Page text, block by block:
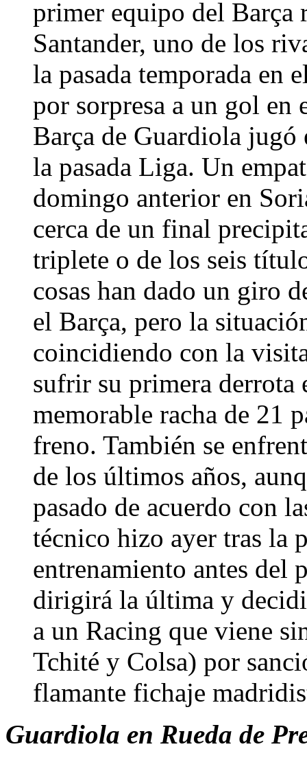
primer equipo del Barça
Santander, uno de los
la pasada temporada en
por sorpresa a un gol
Barça de Guardiola jugó
la pasada Liga. Un
domingo anterior en
cerca de un final
triplete o de los seis
cosas han dado un giro
el Barça, pero la
coincidiendo con la
sufrir su primera derrota
memorable racha de 21
freno. También se
de los últimos años,
pasado de acuerdo con
técnico hizo ayer tras la
entrenamiento antes del
dirigirá la última y
a un Racing que viene
Tchité y Colsa) por
flamante fichaje
Guardiola en Rueda de